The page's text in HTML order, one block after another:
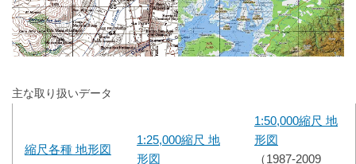
主な取り扱いデータ
縮尺各種 地形図
1:25,000縮尺 地
形図
1:50,000縮尺 地
形図
（1987-2009